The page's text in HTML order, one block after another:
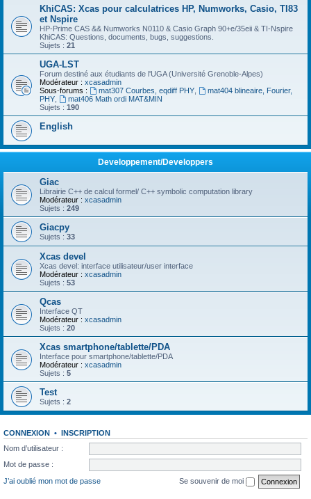
KhiCAS: Xcas pour calculatrices HP, Numworks, Casio, TI83
et Nspire
HP-Prime CAS && Numworks N0110 & Casio Graph 90+e/35eii & TI-Nspire
KhiCAS: Questions, documents, bugs, suggestions.
Sujets : 21
UGA-LST
Forum destiné aux étudiants de l'UGA (Université Grenoble-Alpes)
Modérateur : xcasadmin
Sous-forums :
mat307 Courbes, eqdiff PHY,
mat404 blineaire, Fourier,
PHY
mat406 Math ordi MAT&MIN
Sujets : 190
English
Developpement/Developpers
Giac
Librairie C++ de calcul formel/ C++ symbolic computation library
Modérateur : xcasadmin
Sujets : 249
Giacpy
Sujets : 33
Xcas devel
Xcas devel: interface utilisateur/user interface
Modérateur : xcasadmin
Sujets : 53
Qcas
Interface QT
Modérateur : xcasadmin
Sujets : 20
Xcas smartphone/tablette/PDA
Interface pour smartphone/tablette/PDA
Modérateur : xcasadmin
Sujets : 5
Test
Sujets : 2
CONNEXION • INSCRIPTION
Nom d’utilisateur :
Mot de passe :
J’ai oublié mon mot de passe
Se souvenir de moi